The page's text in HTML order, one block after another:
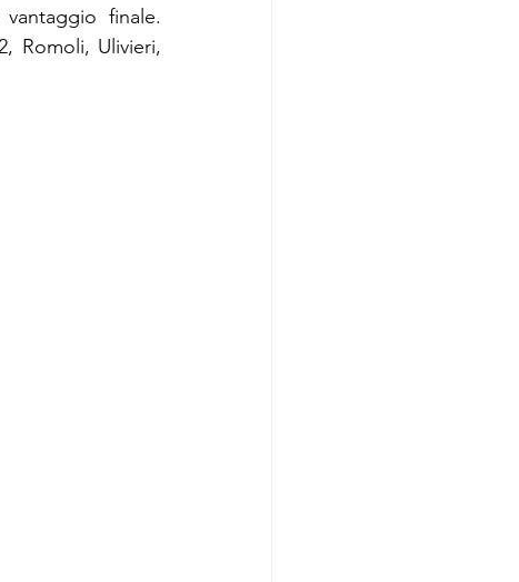
finale.
Romoli, Ulivieri,